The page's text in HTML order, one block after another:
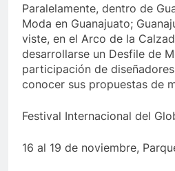
Paralelamente, dentro de
Moda en Guanajuato;
viste, en el Arco de la
desarrollarse un Desfile de
participación de
conocer sus propuestas de
Festival Internacional del
16 al 19 de noviembre,